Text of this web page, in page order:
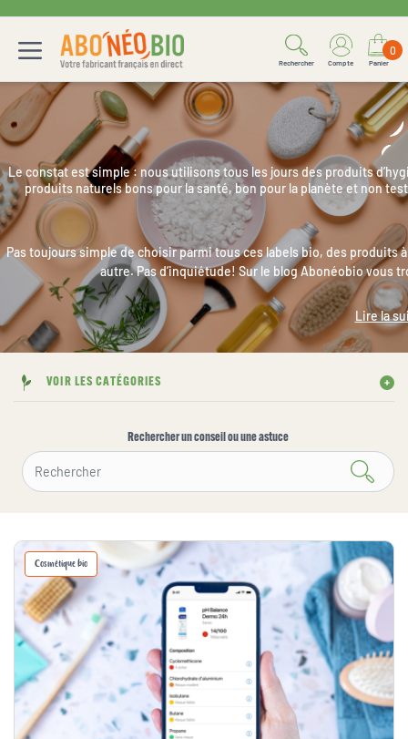
Rechercher Compte
0
Panier
Le constat est simple : nous utilisons tous les jours des produits
produits naturels bons pour la santé, bon pour la planète et non
Pas toujours simple de choisir parmi tous ces labels bio, des produits
autre. Pas d’inquiétude! Sur le blog Abonéobio vous
Lire la
Rechercher un conseil ou une astuce
VOIR LES CATÉGORIES
Cosmétique bio